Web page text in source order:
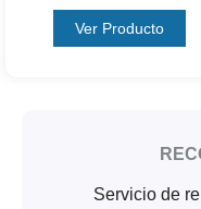
Ver Producto
Servicio de